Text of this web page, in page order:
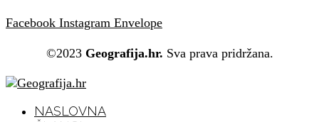
Facebook Instagram Envelope
©2023 Geografija.hr. Sva prava pridržana.
NASLOVNA